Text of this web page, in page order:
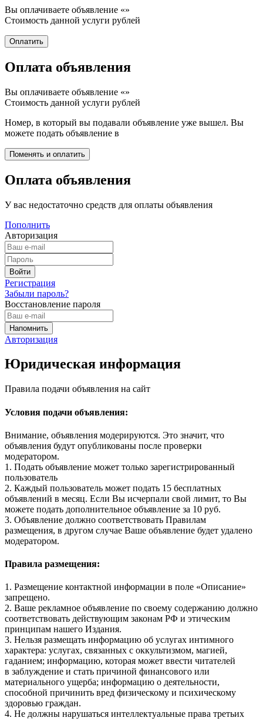
Вы оплачиваете объявление «»
Стоимость данной услуги рублей
Оплата объявления
Вы оплачиваете объявление «»
Стоимость данной услуги рублей
Номер, в который вы подавали объявление уже вышел. Вы
можете подать объявление в
Оплата объявления
У вас недостаточно средств для оплаты объявления
Пополнить
Авторизация
Регистрация
Забыли пароль?
Восстановление пароля
Авторизация
Юридическая информация
Правила подачи объявления на сайт
Условия подачи объявления:
Внимание, объявления модерируются. Это значит, что
объявления будут опубликованы после проверки
модератором.
1. Подать объявление может только зарегистрированный
пользователь
2. Каждый пользователь может подать 15 бесплатных
объявлений в месяц. Если Вы исчерпали свой лимит, то Вы
можете подать дополнительное объявление за 10 руб.
3. Объявление должно соответствовать Правилам
размещения, в другом случае Ваше объявление будет удалено
модератором.
Правила размещения:
1. Размещение контактной информации в поле «Описание»
запрещено.
2. Ваше рекламное объявление по своему содержанию должно
соответствовать действующим законам РФ и этическим
принципам нашего Издания.
3. Нельзя размещать информацию об услугах интимного
характера: услугах, связанных с оккультизмом, магией,
гаданием; информацию, которая может ввести читателей
в заблуждение и стать причиной финансового или
материального ущерба; информацию о деятельности,
способной причинить вред физическому и психическому
здоровью граждан.
4. Не должны нарушаться интеллектуальные права третьих